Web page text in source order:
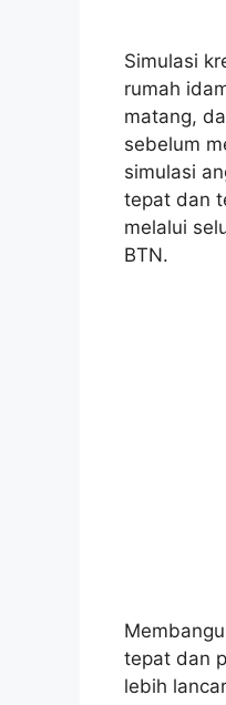
Simulasi
rumah
matang,
sebelum
simulasi
tepat dan
melalui
BTN.
tepat dan
lebih